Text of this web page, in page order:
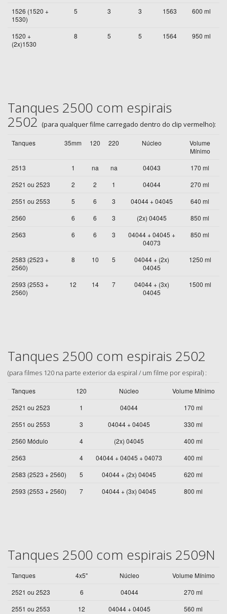
1526 (1520 +
1530)
5 3 3 1563 600 ml
1520 +
(2x)1530
8 5 5 1564 950 ml
Tanques 2500 com espirais
2502 (para qualquer filme carregado dentro do clip vermelho):
Tanques 35mm 120 220 Núcleo
Volume
Mínimo
2513
1 na na 04043
170 ml
2521 ou 2523
2 2 1 04044
270 ml
2551 ou 2553
5 6 3 04044 + 04045
640 ml
2560
6 6 3 (2x) 04045
850 ml
2563
6 6 3
04044 + 04045 +
04073
850 ml
2583 (2523 +
2560)
8 10 5
04044 + (2x)
04045
1250 ml
2593 (2553 +
2560)
12 14 7
04044 + (3x)
04045
1500 ml
Tanques 2500 com espirais 2502
(para filmes 120 na parte exterior da espiral / um filme por espiral) :
Tanques 120 Núcleo
Volume Mínimo
2521 ou 2523
1 04044
170 ml
2551 ou 2553
3 04044 + 04045
330 ml
2560 Módulo
4 (2x) 04045
400 ml
2563
4 04044 + 04045 + 04073
400 ml
2583 (2523 + 2560)
5 04044 + (2x) 04045
620 ml
2593 (2553 + 2560)
7 04044 + (3x) 04045 800 ml
Tanques 2500 com espirais 2509N
Tanques 4x5" Núcleo
Volume Mínimo
2521 ou 2523
6 04044
270 ml
2551 ou 2553
12 04044 + 04045
560 ml